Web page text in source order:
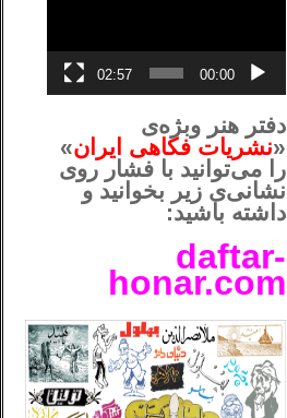
00:00
02:57
دفتر هنر وبژه‌ی
«نشریات فکاهی ایران»
را می‌توانید با فشار روی
نشانی‌ی زیر بخوانید و
داشته باشید:
daftar-
honar.com